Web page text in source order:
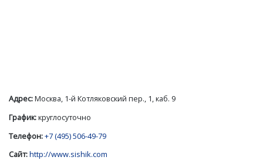
Адрес:Москва, 1-й Котляковский пер., 1, каб. 9
График:круглосуточно
Телефон:+7 (495) 506-49-79
Сайт:http://www.sishik.com